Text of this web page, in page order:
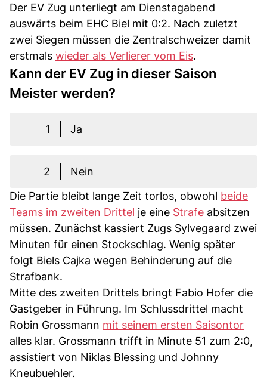
Der EV Zug unterliegt am Dienstagabend
auswärts beim EHC Biel mit 0:2. Nach zuletzt
zwei Siegen müssen die Zentralschweizer damit
erstmals wieder als Verlierer vom Eis.
Kann der EV Zug in dieser Saison
Meister werden?
1 Ja
2
Nein
Die Partie bleibt lange Zeit torlos, obwohl beide
Teams im zweiten Drittel je eine Strafe absitzen
müssen. Zunächst kassiert Zugs Sylvegaard zwei
Minuten für einen Stockschlag. Wenig später
folgt Biels Cajka wegen Behinderung auf die
Strafbank.
Mitte des zweiten Drittels bringt Fabio Hofer die
Gastgeber in Führung. Im Schlussdrittel macht
Robin Grossmann mit seinem ersten Saisontor
alles klar. Grossmann trifft in Minute 51 zum 2:0,
assistiert von Niklas Blessing und Johnny
Kneubuehler.